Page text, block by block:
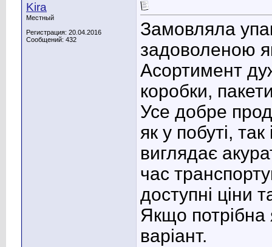
Kira
Местный
Регистрация: 20.04.2016
Сообщений: 432
Замовляла
задоволеною
Асортимент
коробки,
Усе добре
як у побуті,
виглядає
час
доступні ціни
Якщо
варіант.